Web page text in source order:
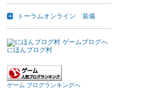
トーラムオンライン 装備
にほんブログ村
ゲーム ブログランキングへ